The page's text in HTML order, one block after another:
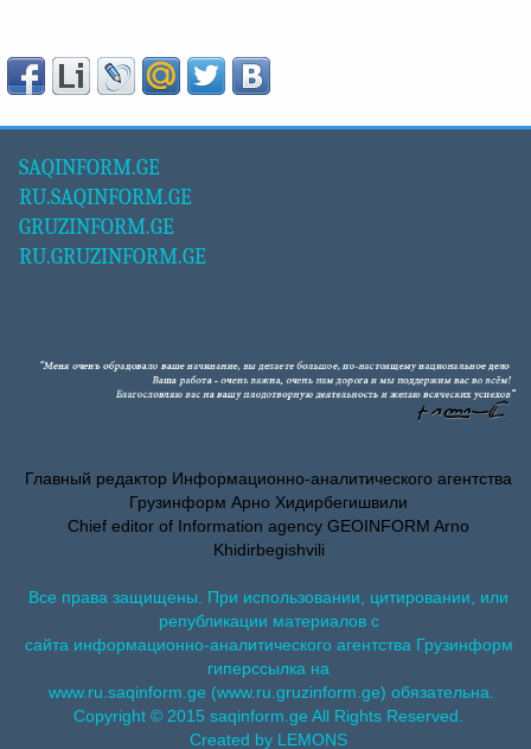
SAQINFORM.GE
RU.SAQINFORM.GE
GRUZINFORM.GE
RU.GRUZINFORM.GE
Главный редактор Информационно-аналитического агентства
Грузинформ Арно Хидирбегишвили
Chief editor of Information agency GEOINFORM Arno
Khidirbegishvili
Все права защищены. При использовании, цитировании, или
републикации материалов с
сайта информационно-аналитического агентства Грузинформ
гиперссылка на
www.ru.saqinform.ge (www.ru.gruzinform.ge) обязательна.
Copyright © 2015 saqinform.ge All Rights Reserved.
Created by LEMONS